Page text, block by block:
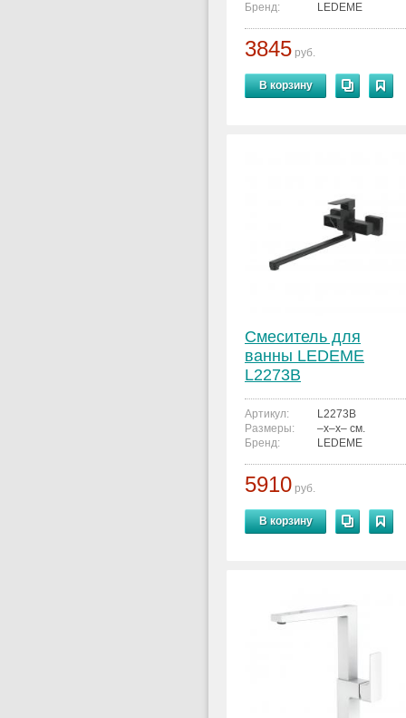
Бренд:
LEDEME
3845 руб.
В корзину
Смеситель для
ванны LEDEME
L2273B
Артикул:
L2273B
Размеры:
–x–x– см.
Бренд:
LEDEME
5910 руб.
В корзину